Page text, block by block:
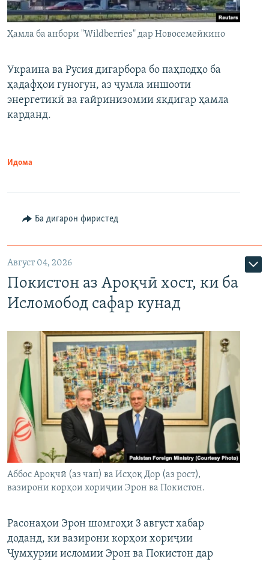
Ҳамла ба анбори "Wildberries" дар Новосемейкино
Украина ва Русия дигарбора бо паҳподҳо ба
ҳадафҳои гуногун, аз ҷумла иншооти
энергетикӣ ва ғайринизомии якдигар ҳамла
карданд.
Идома
Ба дигарон фиристед
Август 04, 2026
Покистон аз Ароқчӣ хост, ки ба
Исломобод сафар кунад
Аббос Ароқчӣ (аз чап) ва Исҳоқ Дор (аз рост),
вазирони корҳои хориҷии Эрон ва Покистон.
Расонаҳои Эрон шомгоҳи 3 август хабар
доданд, ки вазирони корҳои хориҷии
Ҷумҳурии исломии Эрон ва Покистон дар